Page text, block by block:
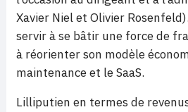
Xavier Niel et Olivier
servir à se bâtir une force de
à réorienter son modèle
maintenance et le SaaS.
Lilliputien en termes de